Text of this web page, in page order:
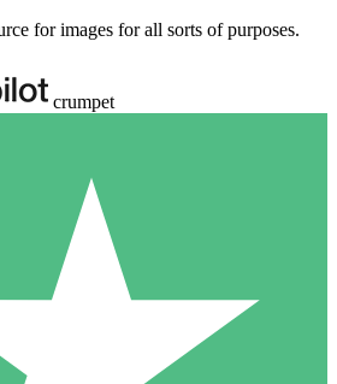
for images for all sorts of purposes.
crumpet